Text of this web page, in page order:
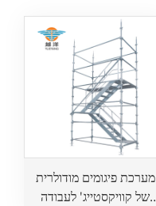
מערכת פיגומים מודולרית
של קוויקסטייג' לעבודה